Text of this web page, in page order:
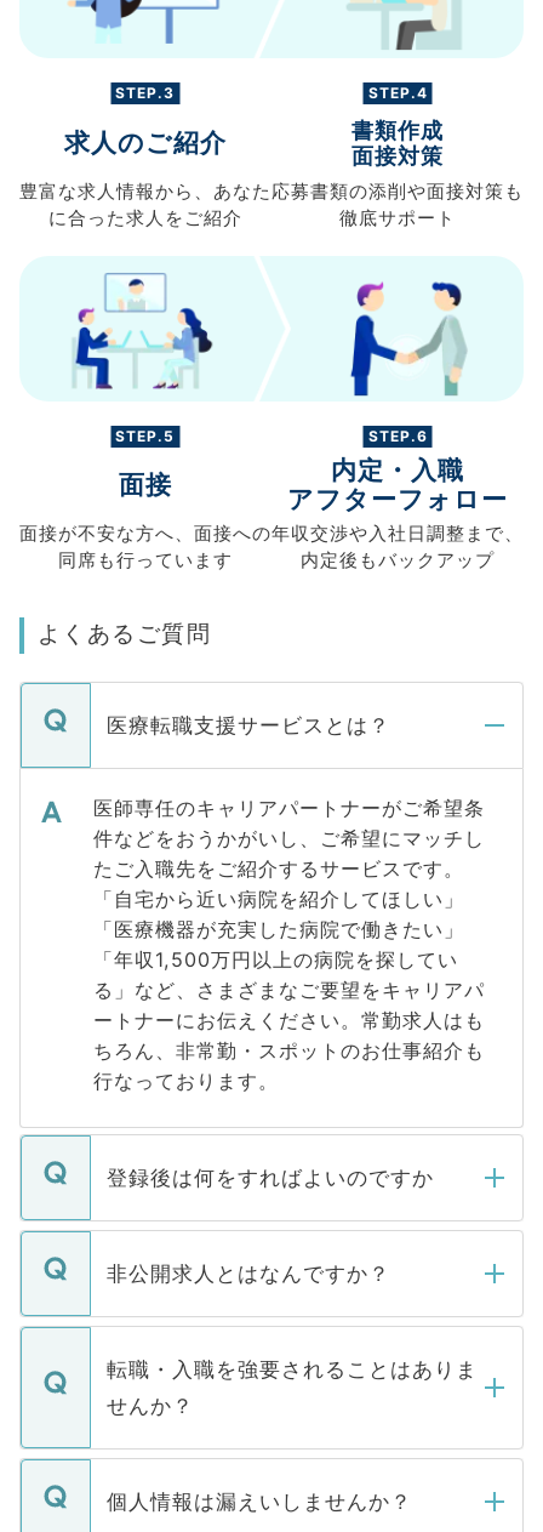
STEP.3
求人のご紹介
豊富な求人情報から、 あなた
に合った求人を ご紹介
STEP.4
書類作成
面接対策
応募書類の添削や面接対策も
徹底サポート
STEP.5
面接
面接が不安な方へ、 面接への
同席も行っています
STEP.6
内定・入職
アフターフォロー
年収交渉や入社日調整まで、
内定後もバックアップ
よくあるご質問
医療転職支援サービスとは？
医師専任のキャリアパートナーがご希望条
件などをおうかがいし、ご希望にマッチし
たご入職先をご紹介するサービスです。
「自宅から近い病院を紹介してほしい」
「医療機器が充実した病院で働きたい」
「年収1,500万円以上の病院を探してい
る」など、さまざまなご要望をキャリアパ
ートナーにお伝えください。常勤求人はも
ちろん、非常勤・スポットのお仕事紹介も
行なっております。
登録後は何をすればよいのですか
ご登録いただきましたら、弊社担当者がご
登録内容を確認し、その後メールもしくは
ます。通常、5営業日以内にはご連絡をせて
いただきますので、しばらくお待ちくださ
非公開求人とはなんですか？
マイナビDOCTORで取り扱っている求人の
うち約3割は、Webサイトからご覧いただ
けない「非公開求人」です。非公開求人は
下記の理由によって、一般には公開してい
ません。
■応募殺到を避けるため 人気のある医療機
転職・入職を強要されることはありま
せんか？
転職・入職を強要することは一切ありませ
ん。また、仮に応募先から内定をいただい
個人情報は漏えいしませんか？